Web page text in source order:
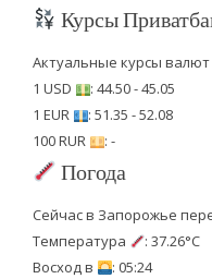
Курсы
Актуальные курсы
1 USD
: 44.50 - 45.05
1 EUR
: 51.35 - 52.08
100 RUR
: -
Погода
Сейчас в Запорожье
Температура
: 37.26°C
Восход в
: 05:24